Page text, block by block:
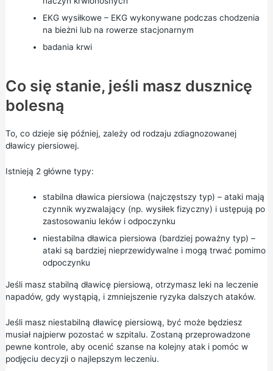
EKG wysiłkowe – EKG wykonywane podczas chodzenia
na bieżni lub na rowerze stacjonarnym
badania krwi
Co się stanie, jeśli masz dusznicę
bolesną
To, co dzieje się później, zależy od rodzaju zdiagnozowanej
dławicy piersiowej.
Istnieją 2 główne typy:
stabilna dławica piersiowa (najczęstszy typ) – ataki mają
czynnik wyzwalający (np. wysiłek fizyczny) i ustępują po
zastosowaniu leków i odpoczynku
niestabilna dławica piersiowa (bardziej poważny typ) –
ataki są bardziej nieprzewidywalne i mogą trwać pomimo
odpoczynku
Jeśli masz stabilną dławicę piersiową, otrzymasz leki na leczenie
napadów, gdy wystąpią, i zmniejszenie ryzyka dalszych ataków.
Jeśli masz niestabilną dławicę piersiową, być może będziesz
musiał najpierw pozostać w szpitalu. Zostaną przeprowadzone
pewne kontrole, aby ocenić szanse na kolejny atak i pomóc w
podjęciu decyzji o najlepszym leczeniu.